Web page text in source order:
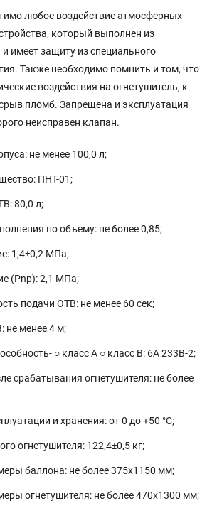
любое воздействие атмосферных
который выполнен из
имеет защиту из специального
Также необходимо помнить и том, что
воздействия на огнетушитель, к
пломб. Запрещена и эксплуатация
неисправен клапан.
не менее 100,0 л;
ПНТ-01;
80,0 л;
по объему: не более 0,85;
1,4±0,2 МПа;
(Pnp): 2,1 МПа;
подачи ОТВ: не менее 60 сек;
не менее 4 м;
○ класс А ○ класс В: 6А 233В-2;
срабатывания огнетушителя: не более
и хранения: от 0 до +50 °C;
огнетушителя: 122,4±0,5 кг;
баллона: не более 375х1150 мм;
огнетушителя: не более 470х1300 мм;